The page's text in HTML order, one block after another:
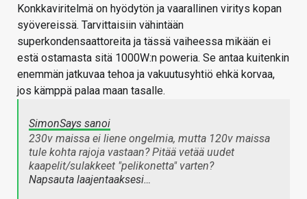
Konkkaviritelmä on hyödytön ja vaarallinen viritys kopan
syövereissä. Tarvittaisiin vähintään
superkondensaattoreita ja tässä vaiheessa mikään ei
estä ostamasta sitä 1000W:n poweria. Se antaa kuitenkin
enemmän jatkuvaa tehoa ja vakuutusyhtiö ehkä korvaa,
jos kämppä palaa maan tasalle.
SimonSays sanoi
230v maissa ei liene ongelmia, mutta 120v maissa
tule kohta rajoja vastaan? Pitää vetää uudet
kaapelit/sulakkeet "pelikonetta" varten?
Napsauta laajentaaksesi…